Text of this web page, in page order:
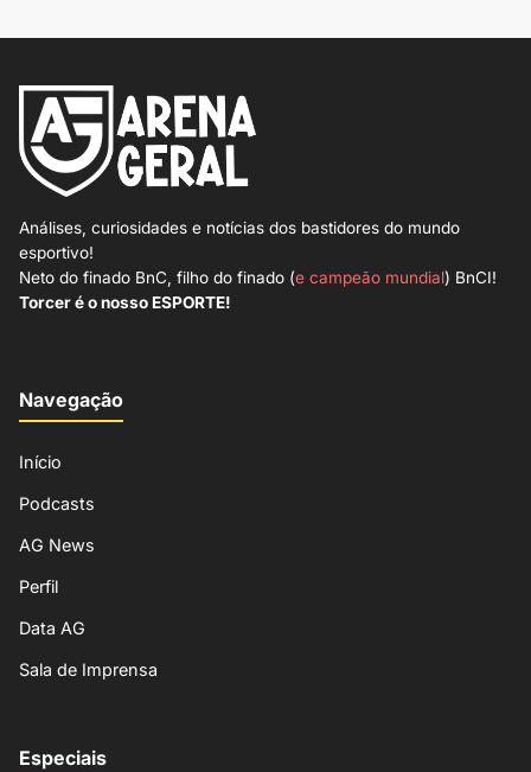
Análises, curiosidades e notícias dos bastidores do mundo
esportivo!
Neto do finado BnC, filho do finado (e campeão mundial) BnCI!
Torcer é o nosso ESPORTE!
Navegação
Início
Podcasts
AG News
Perfil
Data AG
Sala de Imprensa
Especiais